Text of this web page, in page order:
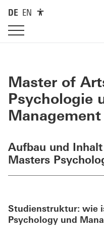
DE EN
Master of
Psychologie
Management
Aufbau und
Masters
Studienstruktur: wie
Psychology und